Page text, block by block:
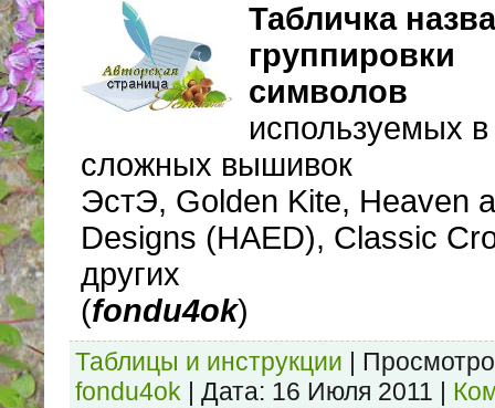
Табличка
группировки
символов
используемых
сложных вышивок
ЭстЭ, Golden Kite, Heaven
Designs (HAED), Сlassic
других
(fondu4ok)
Таблицы и инструкции |
fondu4ok | Дата: 16 Июля 2011 |